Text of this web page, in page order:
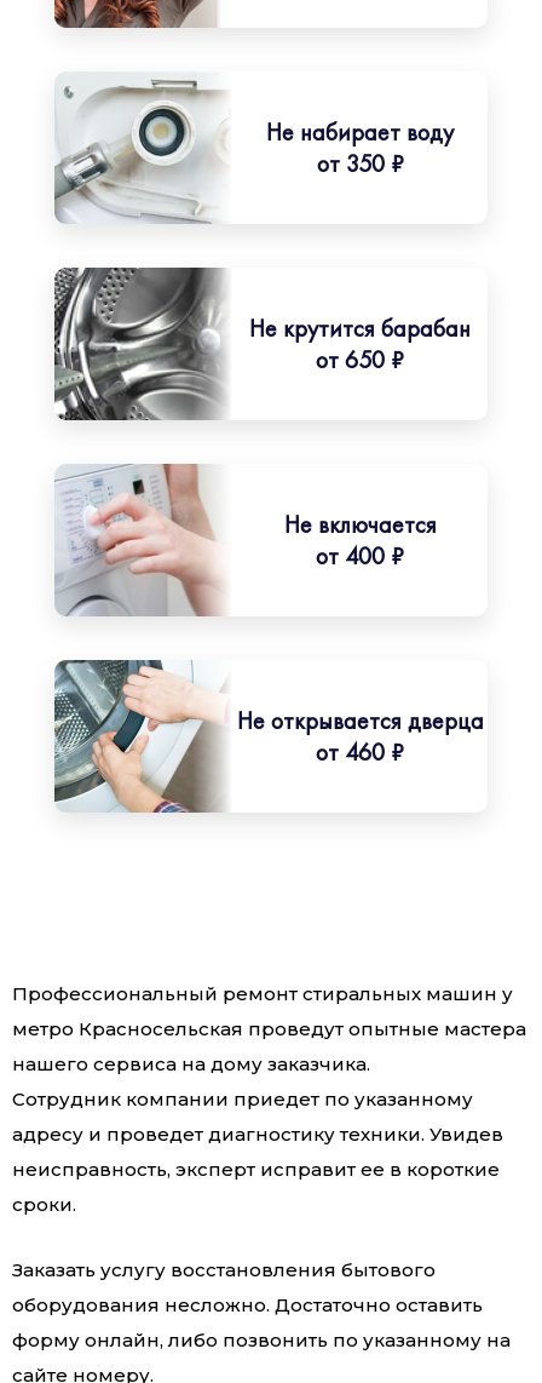
Не набирает воду
от 350 ₽
Не крутится барабан
от 650 ₽
Не включается
от 400 ₽
Не открывается дверца
от 460 ₽
Профессиональный ремонт стиральных машин у
метро Красносельская проведут опытные мастера
нашего сервиса на дому заказчика.
Сотрудник компании приедет по указанному
адресу и проведет диагностику техники. Увидев
неисправность, эксперт исправит ее в короткие
сроки.
Заказать услугу восстановления бытового
оборудования несложно. Достаточно оставить
форму онлайн, либо позвонить по указанному на
сайте номеру.